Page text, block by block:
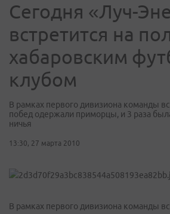
Сегодня «Луч-
встретится на
хабаровским
клубом
В рамках первого дивизиона команды
побед одержали приморцы, и 3 раза
ничья
13:30, 27 марта 2010
В рамках первого дивизиона команды